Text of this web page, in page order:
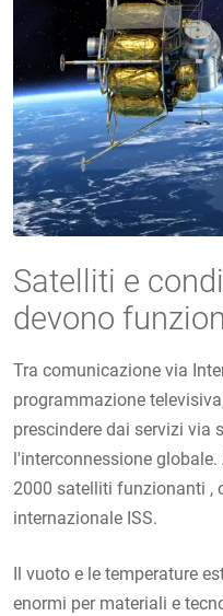
Satelliti e
devono
Tra comunicazione via
programmazione
prescindere dai servizi via
l'interconnessione
2000 satelliti funzionanti ,
internazionale ISS.
Il vuoto e le temperature
enormi per materiali e